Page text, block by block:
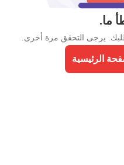
ما.
يرجى التحقق مرة أخرى.
الرئيسية